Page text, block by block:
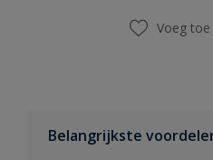
Voeg toe
Belangrijkste